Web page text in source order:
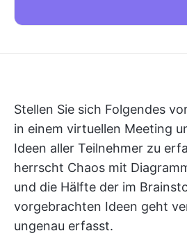
Stellen Sie sich Folgendes
in einem virtuellen Meeting
Ideen aller Teilnehmer zu
herrscht Chaos mit
und die Hälfte der im
vorgebrachten Ideen geht
ungenau erfasst.